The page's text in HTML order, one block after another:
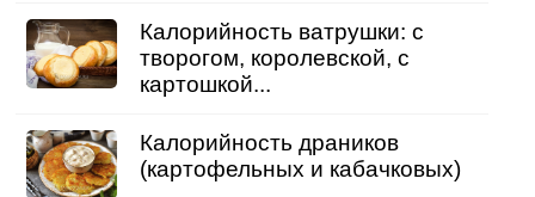
Калорийность ватрушки: с
творогом, королевской, с
картошкой...
Калорийность драников
(картофельных и кабачковых)